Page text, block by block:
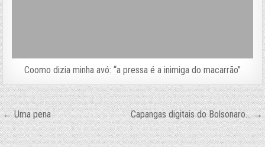
Coomo dizia minha avó: “a pressa é a inimiga do macarrão”
Navegação
de
← Uma pena Capangas digitais do Bolsonaro… →